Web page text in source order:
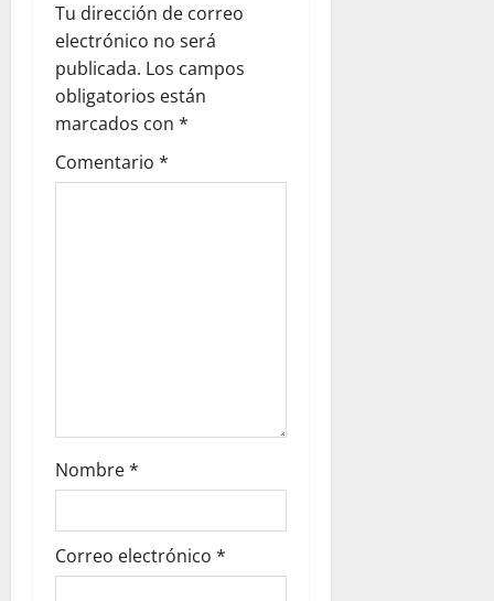
Tu dirección de correo
electrónico no será
publicada. Los campos
obligatorios están
marcados con *
Comentario *
Nombre*
Correo electrónico *